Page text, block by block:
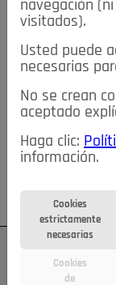
≡NOTICIAS
NOTICIAS
TABLÓN DE
NOSOTROS
Su cuenta
navegación
visitados).
Usted puede
necesarias
No se crean
aceptado
Haga clic:
información.
Cookies
estrictamente
necesarias
Cookies
de